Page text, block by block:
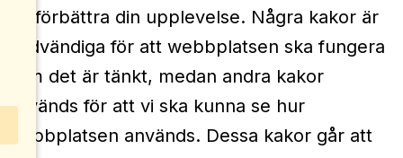
att förbättra din upplevelse. Några kakor är
nödvändiga för att webbplatsen ska fungera
som det är tänkt, medan andra kakor
används för att vi ska kunna se hur
webbplatsen används. Dessa kakor går att